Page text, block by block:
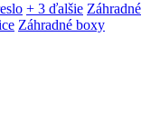
+ 3 ďalšie Záhradné
Záhradné boxy